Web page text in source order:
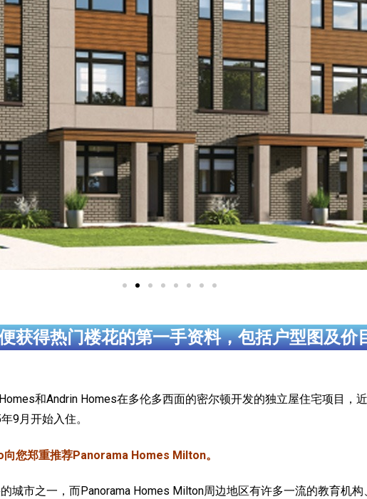
获得热门楼花的第一手资料，包括户型图及价
和Andrin Homes在多伦多西面的密尔顿开发的独立屋住宅项目，
9月开始入住。
您郑重推荐Panorama Homes Milton。
城市之一，而Panorama Homes Milton周边地区有许多一流的教育机构